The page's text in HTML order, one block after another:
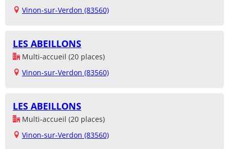
Vinon-sur-Verdon (83560)
LES ABEILLONS
Multi-accueil (20 places)
Vinon-sur-Verdon (83560)
LES ABEILLONS
Multi-accueil (20 places)
Vinon-sur-Verdon (83560)